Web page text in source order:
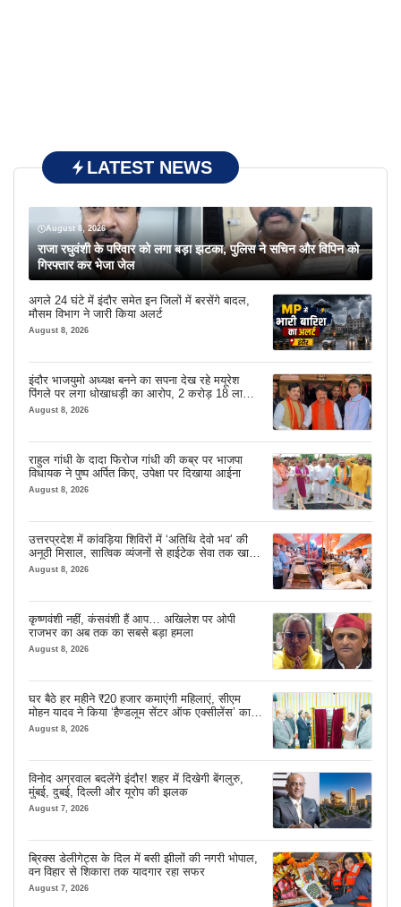
LATEST NEWS
August 8, 2026
राजा रघुवंशी के परिवार को लगा बड़ा झटका, पुलिस ने सचिन और विपिन को
गिरफ्तार कर भेजा जेल
अगले 24 घंटे में इंदौर समेत इन जिलों में बरसेंगे बादल,
मौसम विभाग ने जारी किया अलर्ट
August 8, 2026
इंदौर भाजयुमो अध्यक्ष बनने का सपना देख रहे मयूरेश
पिंगले पर लगा धोखाधड़ी का आरोप, 2 करोड़ 18 लाख
लेने के बाद भी नहीं दिया जमीन का कब्जा
August 8, 2026
राहुल गांधी के दादा फिरोज गांधी की कब्र पर भाजपा
विधायक ने पुष्प अर्पित किए, उपेक्षा पर दिखाया आईना
August 8, 2026
उत्तरप्रदेश में कांवड़िया शिविरों में ‘अतिथि देवो भव’ की
अनूठी मिसाल, सात्विक व्यंजनों से हाईटेक सेवा तक खास
इंतजाम
August 8, 2026
कृष्णवंशी नहीं, कंसवंशी हैं आप… अखिलेश पर ओपी
राजभर का अब तक का सबसे बड़ा हमला
August 8, 2026
घर बैठे हर महीने ₹20 हजार कमाएंगी महिलाएं, सीएम
मोहन यादव ने किया ‘हैण्डलूम सेंटर ऑफ एक्सीलेंस’ का
शुभारंभ
August 8, 2026
विनोद अग्रवाल बदलेंगे इंदौर! शहर में दिखेगी बेंगलुरु,
मुंबई, दुबई, दिल्ली और यूरोप की झलक
August 7, 2026
ब्रिक्स डेलीगेट्स के दिल में बसी झीलों की नगरी भोपाल,
वन विहार से शिकारा तक यादगार रहा सफर
August 7, 2026